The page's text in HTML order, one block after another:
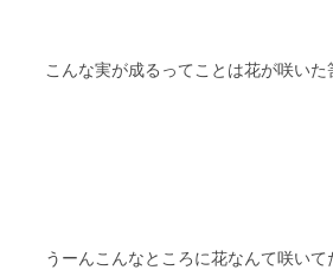
こんな実が成るってことは花が咲いた
うーんこんなところに花なんて咲いて